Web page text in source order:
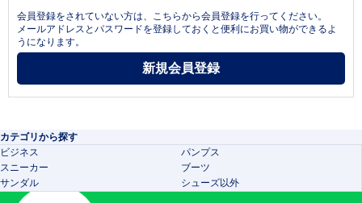
会員登録をされていない方は、こちらから会員登録を行ってください。
メールアドレスとパスワードを登録しておくと便利にお買い物ができるよ
うになります。
カテゴリから探す
ビジネス
パンプス
スニーカー
ブーツ
サンダル
シューズ以外